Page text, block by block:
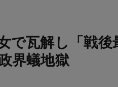
で瓦解し「戦
界蟻地獄